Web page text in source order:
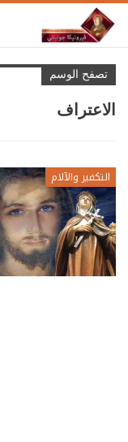
تصفح الوسم
الاعتراف
التكفير والآلام